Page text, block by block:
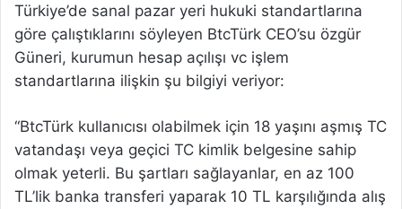
Türkiye’de sanal pazar yeri hukuki standartlarına
göre çalıştıklarını söyleyen BtcTürk CEO’su özgür
Güneri, kurumun hesap açılışı vc işlem
standartlarına ilişkin şu bilgiyi veriyor:
“BtcTürk kullanıcısı olabilmek için 18 yaşını aşmış TC
vatandaşı veya geçici TC kimlik belgesine sahip
olmak yeterli. Bu şartları sağlayanlar, en az 100
TL’lik banka transferi yaparak 10 TL karşılığında alış